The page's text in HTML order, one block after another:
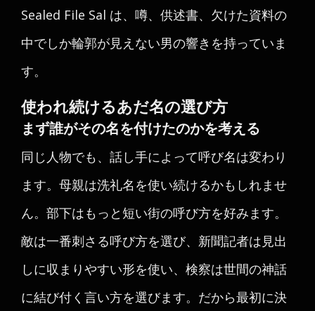
Sealed File Sal は、噂、供述書、欠けた資料の
中でしか輪郭が見えない男の響きを持っていま
す。
使われ続けるあだ名の選び方
まず誰がその名を付けたのかを考える
同じ人物でも、話し手によって呼び名は変わり
ます。母親は洗礼名を使い続けるかもしれませ
ん。部下はもっと短い街の呼び方を好みます。
敵は一番刺さる呼び方を選び、新聞記者は見出
しに収まりやすい形を使い、検察は世間の神話
に結び付く言い方を選びます。だから最初に決